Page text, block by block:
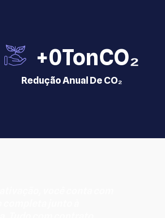
+0TonCO₂
Redução Anual De CO₂